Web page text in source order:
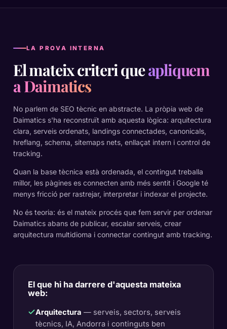
LA PROVA INTERNA
El mateix criteri queapliquem
a Daimatics
No parlem de SEO tècnic en abstracte. La pròpia web de
Daimatics s'ha reconstruït amb aquesta lògica: arquitectura
clara, serveis ordenats, landings connectades, canonicals,
hreflang, schema, sitemaps nets, enllaçat intern i control de
tracking.
Quan la base tècnica està ordenada, el contingut treballa
millor, les pàgines es connecten amb més sentit i Google té
menys fricció per rastrejar, interpretar i indexar el projecte.
No és teoria: és el mateix procés que fem servir per ordenar
Daimatics abans de publicar, escalar serveis, crear
arquitectura multidioma i connectar contingut amb tracking.
El que hi ha darrere d'aquesta mateixa
web:
Arquitectura — serveis, sectors, serveis
tècnics, IA, Andorra i continguts ben